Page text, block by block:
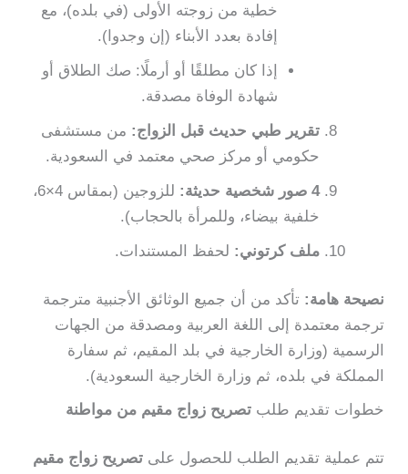
خطية من زوجته الأولى (في بلده)، مع
إفادة بعدد الأبناء (إن وجدوا).
إذا كان مطلقًا أو أرملًا: صك الطلاق أو
شهادة الوفاة مصدقة.
تقرير طبي حديث قبل الزواج: من مستشفى
حكومي أو مركز صحي معتمد في السعودية.
4 صور شخصية حديثة:
للزوجين (بمقاس 4×6،
خلفية بيضاء، وللمرأة بالحجاب).
ملف كرتوني: لحفظ المستندات.
نصيحة هامة: تأكد من أن جميع الوثائق الأجنبية مترجمة
ترجمة معتمدة إلى اللغة العربية ومصدقة من الجهات
الرسمية (وزارة الخارجية في بلد المقيم، ثم سفارة
المملكة في بلده، ثم وزارة الخارجية السعودية).
خطوات تقديم طلبتصريح زواج مقيم من مواطنة
تتم عملية تقديم الطلب للحصول علىتصريح زواج مقيم